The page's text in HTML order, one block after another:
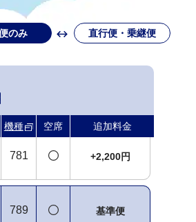
のみ 直行便・乗継便
機種 空席 追加料金
738
781 +2,200円
789 基準便